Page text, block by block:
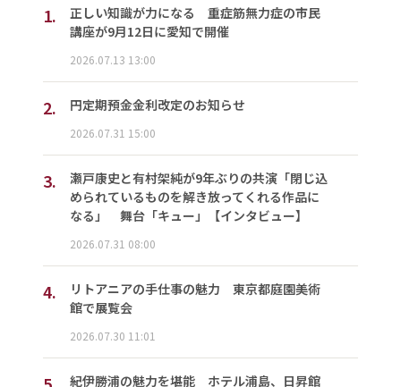
1.
正しい知識が力になる 重症筋無力症の市民
講座が9月12日に愛知で開催
2026.07.13 13:00
2. 円定期預金金利改定のお知らせ
2026.07.31 15:00
3.
瀬戸康史と有村架純が9年ぶりの共演「閉じ込
められているものを解き放ってくれる作品に
なる」 舞台「キュー」【インタビュー】
2026.07.31 08:00
4.
リトアニアの手仕事の魅力 東京都庭園美術
館で展覧会
2026.07.30 11:01
紀伊勝浦の魅力を堪能 ホテル浦島、日昇館